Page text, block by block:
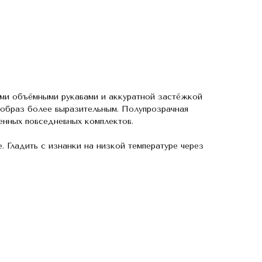
объёмными рукавами и аккуратной застёжкой
более выразительным. Полупрозрачная
повседневных комплектов.
с изнанки на низкой температуре через